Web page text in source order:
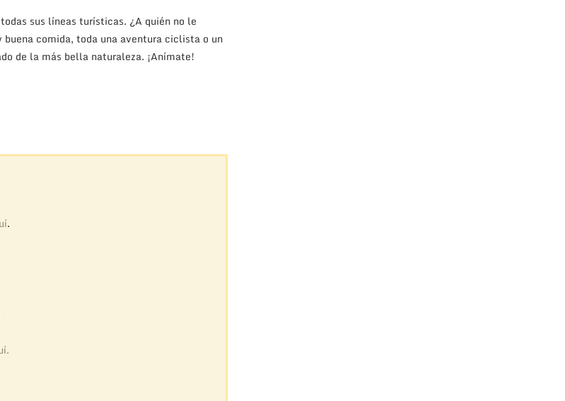
sus líneas turísticas. ¿A quién no le
comida, toda una aventura ciclista o un
de la más bella naturaleza. ¡Anímate!
.